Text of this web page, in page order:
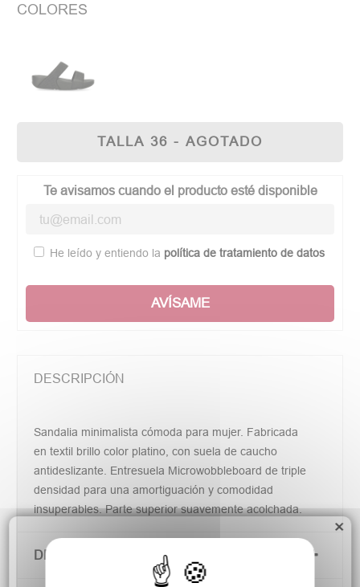
COLORES
TALLA 36 - AGOTADO
Te avisamos cuando el producto esté disponible
He leído y entiendo la política de tratamiento de datos
AVÍSAME
DESCRIPCIÓN
Sandalia minimalista cómoda para mujer. Fabricada
en textil brillo color platino, con suela de caucho
antideslizante. Entresuela Microwobbleboard de triple
densidad para una amortiguación y comodidad
insuperables. Parte superior suavemente acolchada.
DETALLES DEL PRODUCTO
×